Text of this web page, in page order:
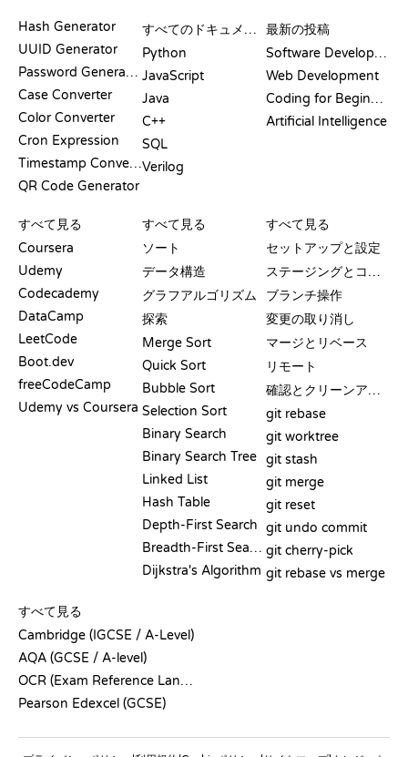
Hash Generator
UUID Generator
Password Generator
Case Converter
Color Converter
Cron Expression
Timestamp Converter
QR Code Generator
すべてのドキュメント
Python
JavaScript
Java
C++
SQL
Verilog
最新の投稿
Software Development
Web Development
Coding for Beginners
Artificial Intelligence
すべて見る
Coursera
Udemy
Codecademy
DataCamp
LeetCode
Boot.dev
freeCodeCamp
Udemy vs Coursera
すべて見る
ソート
データ構造
グラフアルゴリズム
探索
Merge Sort
Quick Sort
Bubble Sort
Selection Sort
Binary Search
Binary Search Tree
Linked List
Hash Table
Depth-First Search
Breadth-First Search
Dijkstra's Algorithm
すべて見る
セットアップと設定
ステージングとコミット
ブランチ操作
変更の取り消し
マージとリベース
リモート
確認とクリーンアップ
git rebase
git worktree
git stash
git merge
git reset
git undo commit
git cherry-pick
git rebase vs merge
すべて見る
Cambridge (IGCSE / A-Level)
AQA (GCSE / A-level)
OCR (Exam Reference Language)
Pearson Edexcel (GCSE)